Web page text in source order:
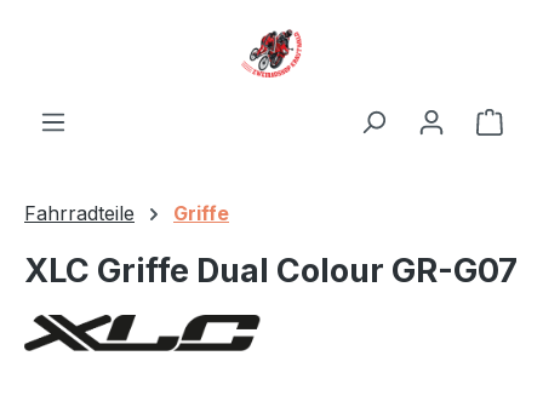
Fahrradteile Griffe
XLC Griffe Dual Colour GR-G07